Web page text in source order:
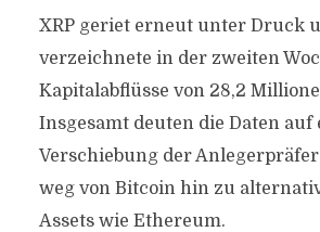
XRP geriet erneut unter Druck
verzeichnete in der zweiten
Kapitalabflüsse von 28,2
Insgesamt deuten die Daten auf
Verschiebung der
weg von Bitcoin hin zu
Assets wie Ethereum.